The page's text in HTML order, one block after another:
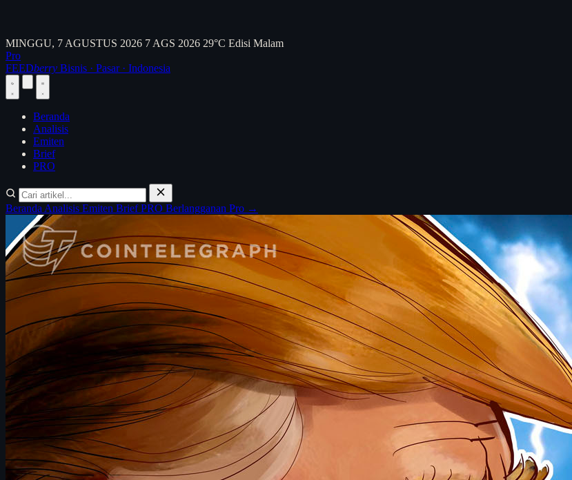
MINGGU, 7 AGUSTUS 2026 7 AGS 2026 29°C Edisi Malam
Pro
FEEDberry Bisnis · Pasar · Indonesia
Beranda
Analisis
Emiten
Brief
PRO
Beranda Analisis Emiten BriefPRO Berlangganan Pro →